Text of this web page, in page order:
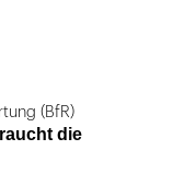
(BfR)
die